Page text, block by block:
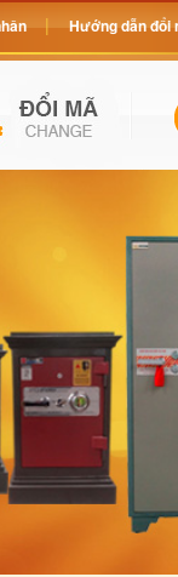
Hướng dẫn đổi